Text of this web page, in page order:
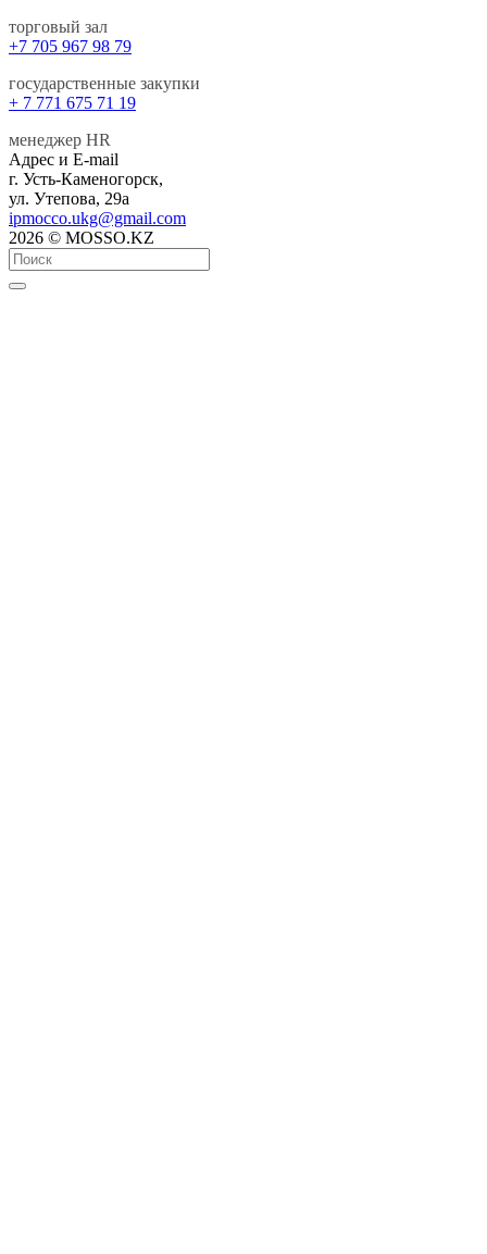
торговый зал
+7 705 967 98 79
государственные закупки
+ 7 771 675 71 19
менеджер HR
Адрес и E-mail
г. Усть-Каменогорск,
ул. Утепова, 29а
ipmocco.ukg@gmail.com
2026 © MOSSO.KZ